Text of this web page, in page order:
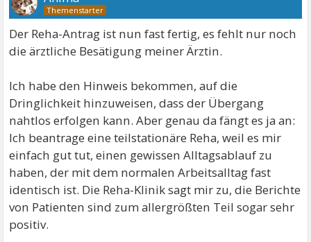
Der Reha-Antrag ist nun fast fertig, es fehlt nur noch
die ärztliche Besätigung meiner Ärztin.
Ich habe den Hinweis bekommen, auf die
Dringlichkeit hinzuweisen, dass der Übergang
nahtlos erfolgen kann. Aber genau da fängt es ja an:
Ich beantrage eine teilstationäre Reha, weil es mir
einfach gut tut, einen gewissen Alltagsablauf zu
haben, der mit dem normalen Arbeitsalltag fast
identisch ist. Die Reha-Klinik sagt mir zu, die Berichte
von Patienten sind zum allergrößten Teil sogar sehr
positiv.